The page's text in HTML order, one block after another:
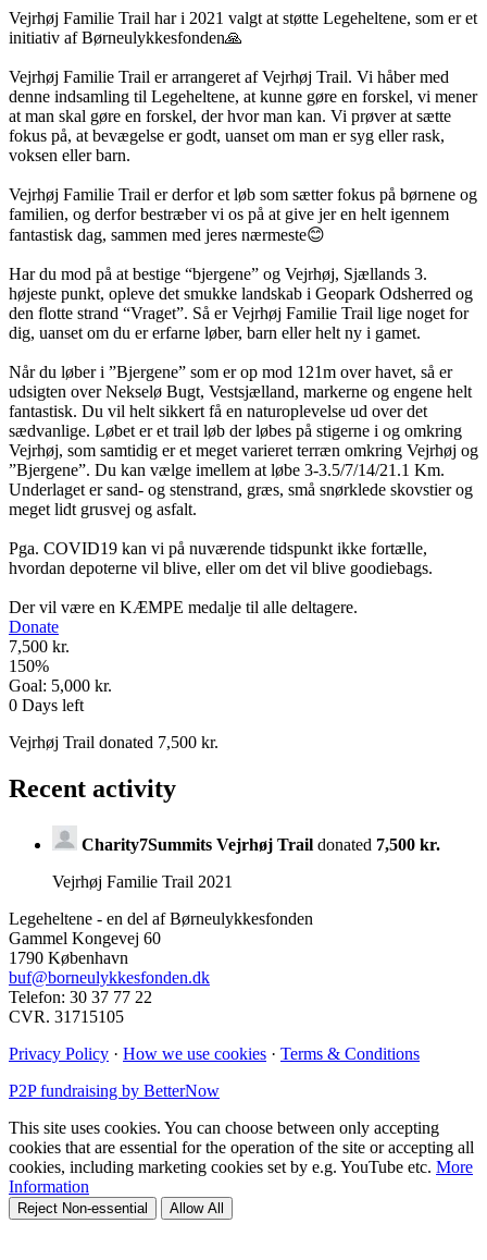
Vejrhøj Familie Trail har i 2021 valgt at støtte Legeheltene, som er et
initiativ af Børneulykkesfonden🙏
Vejrhøj Familie Trail er arrangeret af Vejrhøj Trail. Vi håber med
denne indsamling til Legeheltene, at kunne gøre en forskel, vi mener
at man skal gøre en forskel, der hvor man kan. Vi prøver at sætte
fokus på, at bevægelse er godt, uanset om man er syg eller rask,
voksen eller barn.
Vejrhøj Familie Trail er derfor et løb som sætter fokus på børnene og
familien, og derfor bestræber vi os på at give jer en helt igennem
fantastisk dag, sammen med jeres nærmeste😊
Har du mod på at bestige “bjergene” og Vejrhøj, Sjællands 3.
højeste punkt, opleve det smukke landskab i Geopark Odsherred og
den flotte strand “Vraget”. Så er Vejrhøj Familie Trail lige noget for
dig, uanset om du er erfarne løber, barn eller helt ny i gamet.
Når du løber i ”Bjergene” som er op mod 121m over havet, så er
udsigten over Nekselø Bugt, Vestsjælland, markerne og engene helt
fantastisk. Du vil helt sikkert få en naturoplevelse ud over det
sædvanlige. Løbet er et trail løb der løbes på stigerne i og omkring
Vejrhøj, som samtidig er et meget varieret terræn omkring Vejrhøj og
”Bjergene”. Du kan vælge imellem at løbe 3-3.5/7/14/21.1 Km.
Underlaget er sand- og stenstrand, græs, små snørklede skovstier og
meget lidt grusvej og asfalt.
Pga. COVID19 kan vi på nuværende tidspunkt ikke fortælle,
hvordan depoterne vil blive, eller om det vil blive goodiebags.
Der vil være en KÆMPE medalje til alle deltagere.
Donate
7,500 kr.
150%
Goal: 5,000 kr.
0 Days left
Vejrhøj Trail donated 7,500 kr.
Recent activity
Charity7Summits Vejrhøj Trail donated 7,500 kr.
Vejrhøj Familie Trail 2021
Legeheltene - en del af Børneulykkesfonden
Gammel Kongevej 60
1790 København
buf@borneulykkesfonden.dk
Telefon: 30 37 77 22
CVR. 31715105
Privacy Policy · How we use cookies · Terms & Conditions
P2P fundraising by BetterNow
This site uses cookies. You can choose between only accepting
cookies that are essential for the operation of the site or accepting all
cookies, including marketing cookies set by e.g. YouTube etc. More
Information
Reject Non-essential Allow All